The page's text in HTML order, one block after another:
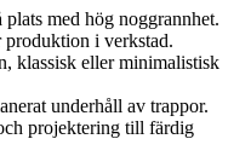
med hög noggrannhet.
i verkstad.
klassisk eller minimalistisk
underhåll av trappor.
projektering till färdig